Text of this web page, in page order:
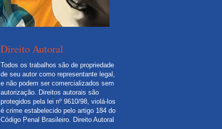
Direito Autoral
Todos os trabalhos são de propriedade
de seu autor como representante legal,
e não podem ser comercializados sem
autorização. Direitos autorais são
protegidos pela lei nº 9610/98, violá-los
é crime estabelecido pelo artigo 184 do
Código Penal Brasileiro. Direito Autoral